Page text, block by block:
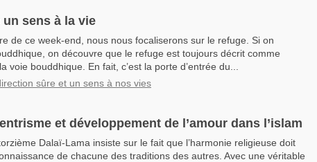
sens à la vie
de ce week-end, nous nous focaliserons sur le refuge. Si on
on découvre que le refuge est toujours décrit comme
voie bouddhique. En fait, c’est la porte d’entrée du...
sûre et un sens à nos vies
et développement de l’amour dans l’islam
Dalaï-Lama insiste sur le fait que l’harmonie religieuse doit
de chacune des traditions des autres. Avec une véritable